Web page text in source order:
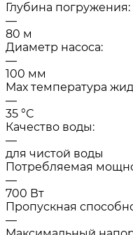
Глубина погружения:
—
80 м
Диаметр насоса:
—
100 мм
Мах температура
—
35 °С
Качество воды:
—
для чистой воды
Потребляемая
—
700 Вт
Пропускная
—